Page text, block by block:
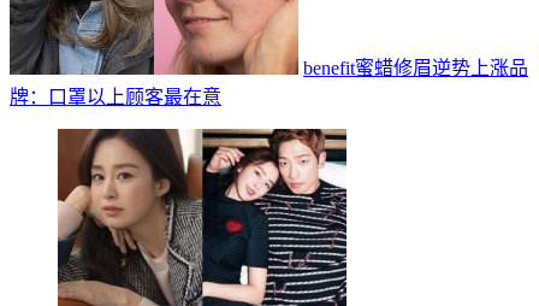
benefit蜜蜡修眉逆势上涨品
牌：口罩以上顾客最在意